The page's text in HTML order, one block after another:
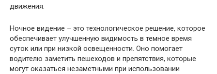
движения.
Ночное видение – это технологическое решение, которое
обеспечивает улучшенную видимость в темное время
суток или при низкой освещенности. Оно помогает
водителю заметить пешеходов и препятствия, которые
могут оказаться незаметными при использовании